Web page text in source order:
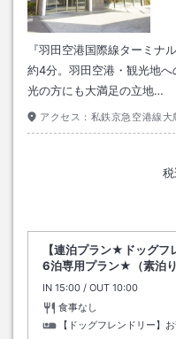
『羽田空港国際線ターミナ
約4分。羽田空港・観光地
光の方にも大満足の立地…
アクセス： 私鉄京急空港線
【連泊プラン★ドッグフ
6泊専用プラン★（素泊り
IN チェックイン
15:00 / OUT チェックアウト
10:00
食事なし
【ドッグフレンドリー】